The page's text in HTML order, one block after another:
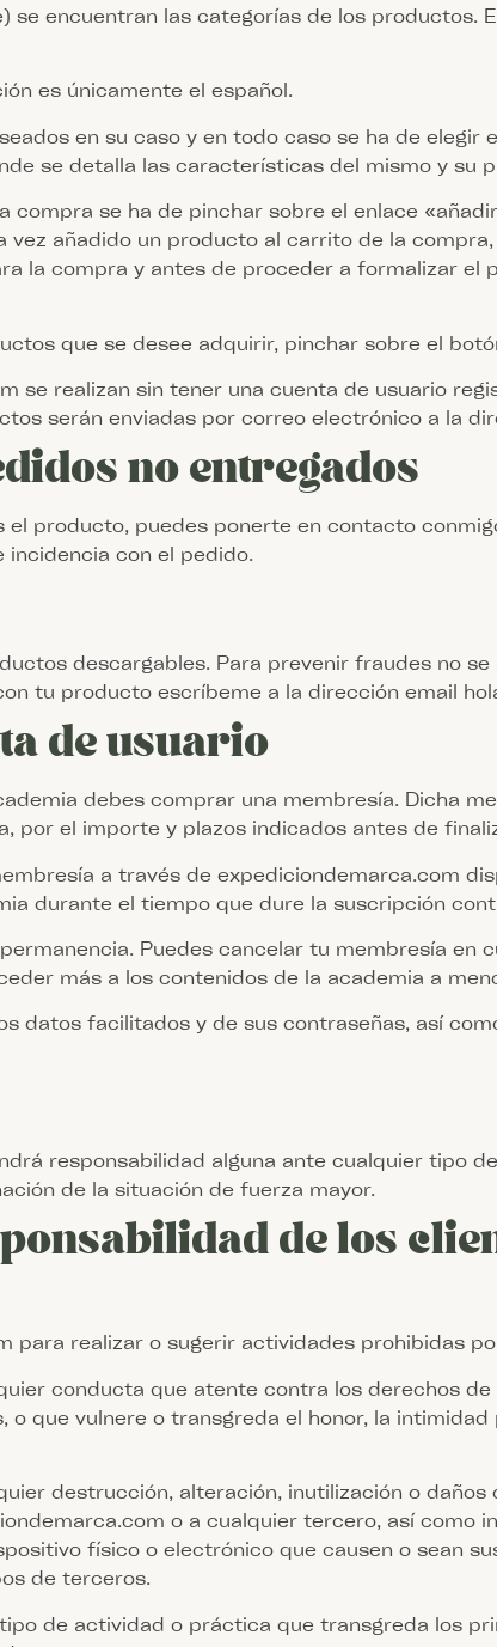
se encuentran las categorías de los productos.
es únicamente el español.
en su caso y en todo caso se ha de
se detalla las características del mismo y su
compra se ha de pinchar sobre el enlace
vez añadido un producto al carrito de la
la compra y antes de proceder a formalizar el
que se desee adquirir, pinchar sobre el
se realizan sin tener una cuenta de usuario
serán enviadas por correo electrónico a la
no entregados
el producto, puedes ponerte en contacto
con el pedido.
descargables. Para prevenir fraudes no
tu producto escríbeme a la dirección email
de usuario
debes comprar una membresía. Dicha
por el importe y plazos indicados antes de
a través de expediciondemarca.com
durante el tiempo que dure la suscripción
Puedes cancelar tu membresía en
más a los contenidos de la academia a
datos facilitados y de sus contraseñas, así
responsabilidad alguna ante cualquier tipo
de la situación de fuerza mayor.
de los
para realizar o sugerir actividades prohibidas
conducta que atente contra los derechos
que vulnere o transgreda el honor, la
destrucción, alteración, inutilización o
o a cualquier tercero, así como
físico o electrónico que causen o sean
de terceros.
de actividad o práctica que transgreda los